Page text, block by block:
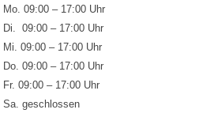
Mo. 09:00 – 17:00 Uhr
Di. 09:00 – 17:00 Uhr
Mi. 09:00 – 17:00 Uhr
Do. 09:00 – 17:00 Uhr
Fr. 09:00 – 17:00 Uhr
Sa. geschlossen